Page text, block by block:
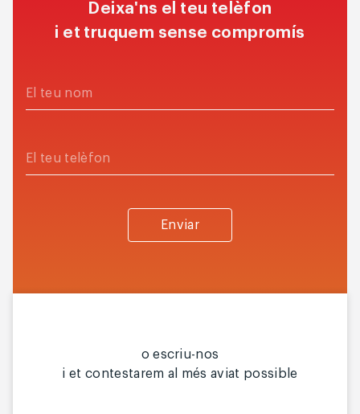
Deixa'ns el teu telèfon
i et truquem sense compromís
Enviar
o escriu-nos
i et contestarem al més aviat possible